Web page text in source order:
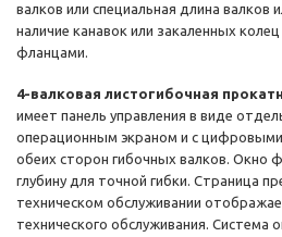
валков или специальная длина
наличие канавок или закаленных
фланцами.
4-валковая листогибочная
имеет панель управления в виде
операционным экраном и с
обеих сторон гибочных валков. Окно
глубину для точной гибки. Страница
техническом обслуживании
технического обслуживания. Система